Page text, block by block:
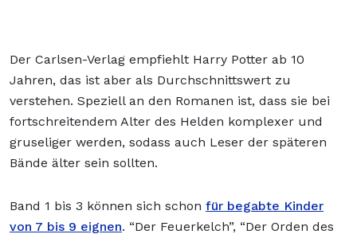
Der Carlsen-Verlag empfiehlt Harry Potter ab 10
Jahren, das ist aber als Durchschnittswert zu
verstehen. Speziell an den Romanen ist, dass sie bei
fortschreitendem Alter des Helden komplexer und
gruseliger werden, sodass auch Leser der späteren
Bände älter sein sollten.
Band 1 bis 3 können sich schon für begabte Kinder
von 7 bis 9 eignen. “Der Feuerkelch”, “Der Orden des